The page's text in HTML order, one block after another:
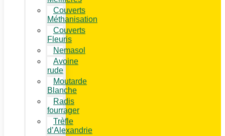
Couverts
Méthanisation
Couverts
Fleuris
Nemasol
Avoine
rude
Moutarde
Blanche
Radis
fourrager
Trèfle
d’Alexandrie